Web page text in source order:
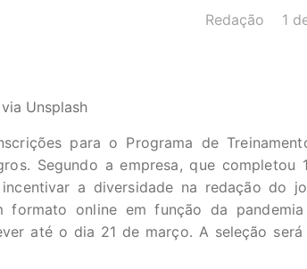
AUTOR(A):
Redação 1
Unsplash
para o Programa de
Segundo a empresa, que completou
a diversidade na redação do
formato online em função da
até o dia 21 de março. A seleção